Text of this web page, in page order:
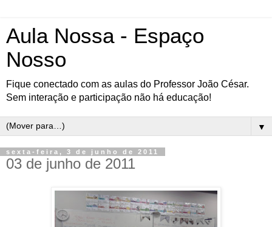
Aula Nossa - Espaço
Nosso
Fique conectado com as aulas do Professor João César.
Sem interação e participação não há educação!
▼
sexta-feira, 3 de junho de 2011
03 de junho de 2011